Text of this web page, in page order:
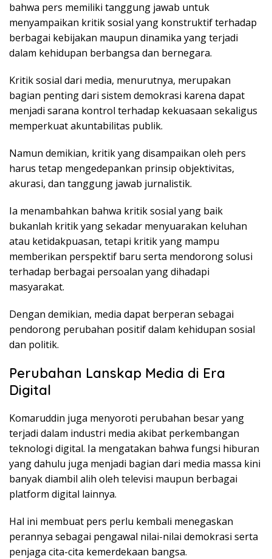
bahwa pers memiliki tanggung jawab untuk
menyampaikan kritik sosial yang konstruktif terhadap
berbagai kebijakan maupun dinamika yang terjadi
dalam kehidupan berbangsa dan bernegara.
Kritik sosial dari media, menurutnya, merupakan
bagian penting dari sistem demokrasi karena dapat
menjadi sarana kontrol terhadap kekuasaan sekaligus
memperkuat akuntabilitas publik.
Namun demikian, kritik yang disampaikan oleh pers
harus tetap mengedepankan prinsip objektivitas,
akurasi, dan tanggung jawab jurnalistik.
Ia menambahkan bahwa kritik sosial yang baik
bukanlah kritik yang sekadar menyuarakan keluhan
atau ketidakpuasan, tetapi kritik yang mampu
memberikan perspektif baru serta mendorong solusi
terhadap berbagai persoalan yang dihadapi
masyarakat.
Dengan demikian, media dapat berperan sebagai
pendorong perubahan positif dalam kehidupan sosial
dan politik.
Perubahan Lanskap Media di Era
Digital
Komaruddin juga menyoroti perubahan besar yang
terjadi dalam industri media akibat perkembangan
teknologi digital. Ia mengatakan bahwa fungsi hiburan
yang dahulu juga menjadi bagian dari media massa kini
banyak diambil alih oleh televisi maupun berbagai
platform digital lainnya.
Hal ini membuat pers perlu kembali menegaskan
perannya sebagai pengawal nilai-nilai demokrasi serta
penjaga cita-cita kemerdekaan bangsa.